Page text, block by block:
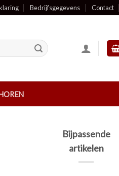
Bedrijfsgegevens Contact
Bijpassende
artikelen